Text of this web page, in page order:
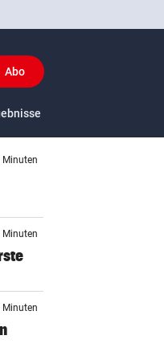
Abo
US-Sport
Minuten
Minuten
Minuten